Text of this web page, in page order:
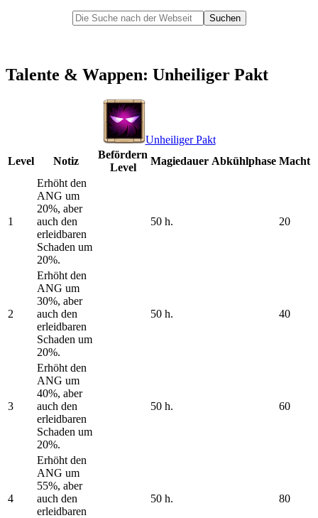
Talente & Wappen: Unheiliger Pakt
Unheiliger Pakt
Level
Notiz
Befördern
Level
Magiedauer Abkühlphase Macht
1
Erhöht den
ANG um
20%, aber
auch den
erleidbaren
Schaden um
20%.
50 h. 20
2
Erhöht den
ANG um
30%, aber
auch den
erleidbaren
Schaden um
20%.
50 h. 40
3
Erhöht den
ANG um
40%, aber
auch den
erleidbaren
Schaden um
20%.
50 h. 60
4
Erhöht den
ANG um
55%, aber
auch den
erleidbaren
50 h. 80